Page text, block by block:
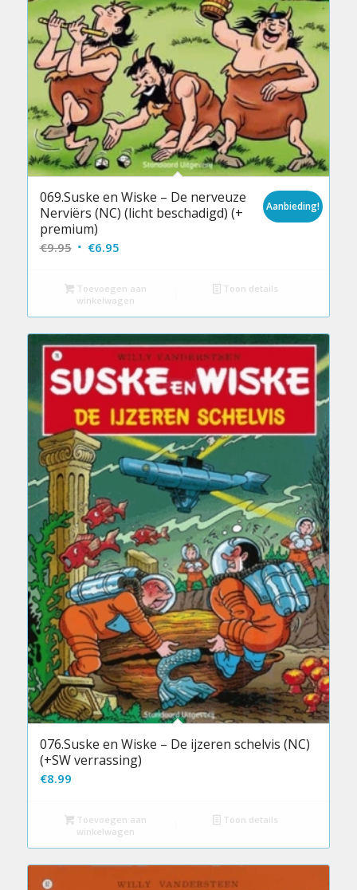
069.Suske en Wiske – De nerveuze
Nerviërs (NC) (licht beschadigd) (+
premium)
€9.95 Oorspronkelijke
was:
€9.95.
€6.95Huidige
is:
€6.95.
Aanbieding!
Toevoegen aan
winkelwagen
Toon details
076.Suske en Wiske – De ijzeren schelvis (NC)
(+SW verrassing)
€8.99
Toevoegen aan
winkelwagen
Toon details